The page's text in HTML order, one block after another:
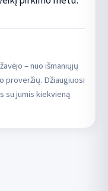
– nuo išmaniųjų
Džiaugiuosi
su jumis kiekvieną